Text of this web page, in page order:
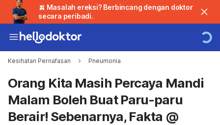
🍌 Masalah ereksi? Berbincang dengan doktor
secara peribadi.
Kesihatan Pernafasan Pneumonia
Orang Kita Masih Percaya Mandi
Malam Boleh Buat Paru-paru
Berair! Sebenarnya, Fakta @